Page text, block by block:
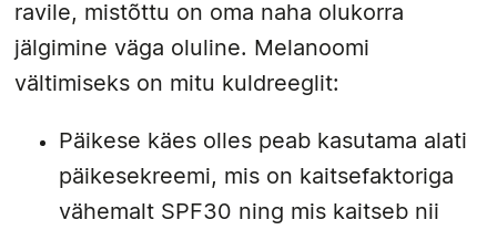
ravile, mistõttu on oma naha olukorra
jälgimine väga oluline. Melanoomi
vältimiseks on mitu kuldreeglit:
Päikese käes olles peab kasutama alati
päikesekreemi, mis on kaitsefaktoriga
vähemalt SPF30 ning mis kaitseb nii